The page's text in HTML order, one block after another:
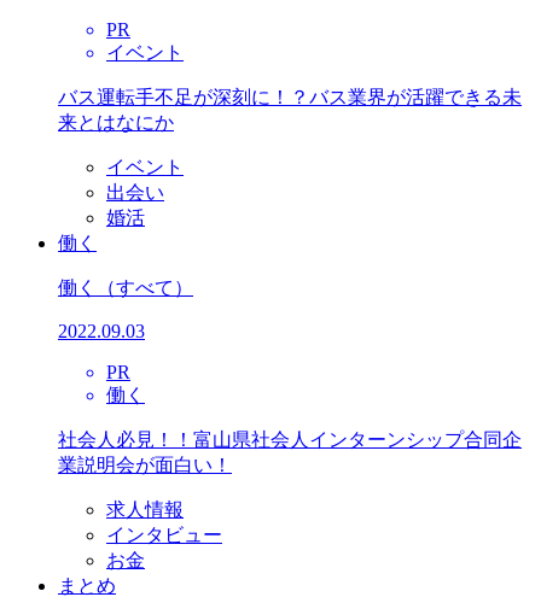
PR
イベント
バス運転手不足が深刻に！？バス業界が活躍できる未
来とはなにか
イベント
出会い
婚活
働く
働く （すべて）
2022.09.03
PR
働く
社会人必見！！富山県社会人インターンシップ合同企
業説明会が面白い！
求人情報
インタビュー
お金
まとめ